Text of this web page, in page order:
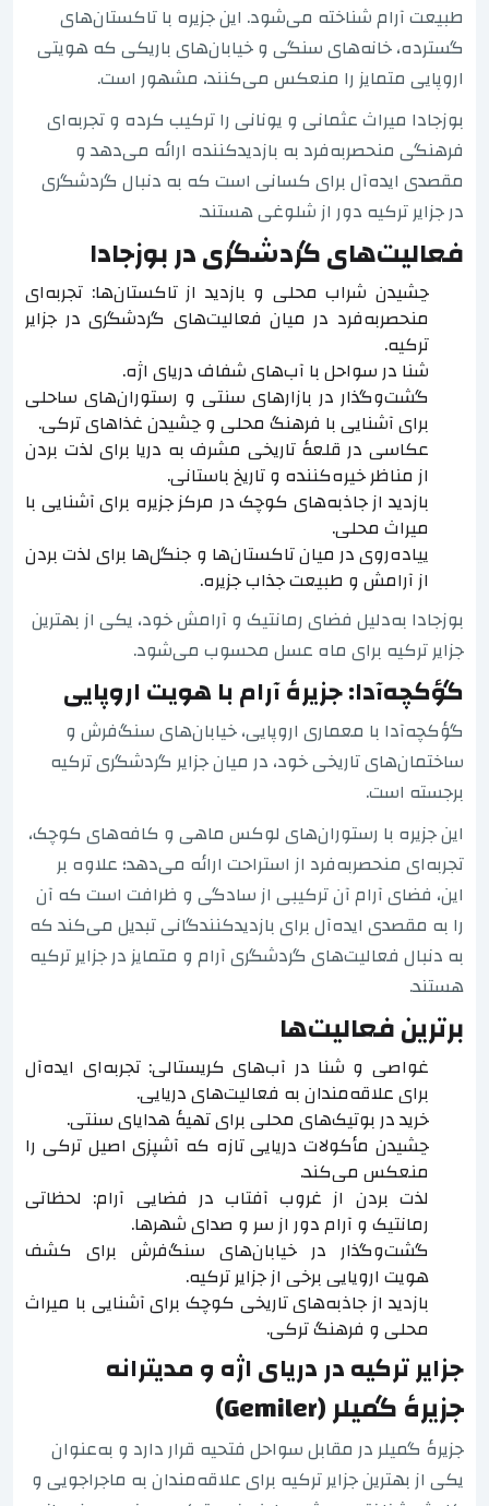
طبیعت آرام شناخته می‌شود. این جزیره با تاکستان‌های
گسترده، خانه‌های سنگی و خیابان‌های باریکی که هویتی
اروپایی متمایز را منعکس می‌کنند، مشهور است.
بوزجادا میراث عثمانی و یونانی را ترکیب کرده و تجربه‌ای
فرهنگی منحصربه‌فرد به بازدیدکننده ارائه می‌دهد و
مقصدی ایده‌آل برای کسانی است که به دنبال گردشگری
در جزایر ترکیه دور از شلوغی هستند.
فعالیت‌های گردشگری در بوزجادا
چشیدن شراب محلی و بازدید از تاکستان‌ها: تجربه‌ای
منحصربه‌فرد در میان فعالیت‌های گردشگری در جزایر
ترکیه.
شنا در سواحل با آب‌های شفاف دریای اژه.
گشت‌وگذار در بازارهای سنتی و رستوران‌های ساحلی
برای آشنایی با فرهنگ محلی و چشیدن غذاهای ترکی.
عکاسی در قلعهٔ تاریخی مشرف به دریا برای لذت بردن
از مناظر خیره‌کننده و تاریخ باستانی.
بازدید از جاذبه‌های کوچک در مرکز جزیره برای آشنایی با
میراث محلی.
پیاده‌روی در میان تاکستان‌ها و جنگل‌ها برای لذت بردن
از آرامش و طبیعت جذاب جزیره.
بوزجادا به‌دلیل فضای رمانتیک و آرامش خود، یکی از بهترین
جزایر ترکیه برای ماه عسل محسوب می‌شود.
گؤکچه‌آدا: جزیرهٔ آرام با هویت اروپایی
گؤکچه‌آدا با معماری اروپایی، خیابان‌های سنگ‌فرش و
ساختمان‌های تاریخی خود، در میان جزایر گردشگری ترکیه
برجسته است.
این جزیره با رستوران‌های لوکس ماهی و کافه‌های کوچک،
تجربه‌ای منحصربه‌فرد از استراحت ارائه می‌دهد؛ علاوه بر
این، فضای آرام آن ترکیبی از سادگی و ظرافت است که آن
را به مقصدی ایده‌آل برای بازدیدکنندگانی تبدیل می‌کند که
به دنبال فعالیت‌های گردشگری آرام و متمایز در جزایر ترکیه
هستند.
برترین فعالیت‌ها
غواصی و شنا در آب‌های کریستالی: تجربه‌ای ایده‌آل
برای علاقه‌مندان به فعالیت‌های دریایی.
خرید در بوتیک‌های محلی برای تهیهٔ هدایای سنتی.
چشیدن مأکولات دریایی تازه که آشپزی اصیل ترکی را
منعکس می‌کند.
لذت بردن از غروب آفتاب در فضایی آرام: لحظاتی
رمانتیک و آرام دور از سر و صدای شهرها.
گشت‌وگذار در خیابان‌های سنگ‌فرش برای کشف
هویت اروپایی برخی از جزایر ترکیه.
بازدید از جاذبه‌های تاریخی کوچک برای آشنایی با میراث
محلی و فرهنگ ترکی.
جزایر ترکیه در دریای اژه و مدیترانه
جزیرهٔ گمیلر (Gemiler)
جزیرهٔ گمیلر در مقابل سواحل فتحیه قرار دارد و به‌عنوان
یکی از بهترین جزایر ترکیه برای علاقه‌مندان به ماجراجویی و